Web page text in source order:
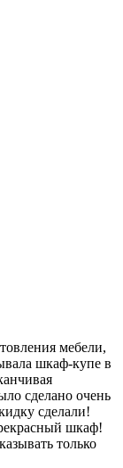
мебели,
шкаф-купе в
сделано очень
сделали!
шкаф!
только